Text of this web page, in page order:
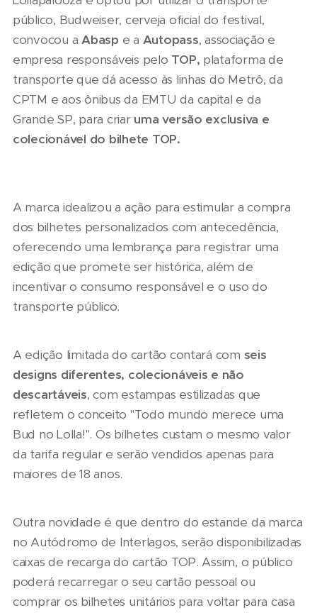
público, Budweiser, cerveja oficial do festival,
convocou aAbasp e a Autopass, associação e
empresa responsáveis pelo TOP, plataforma de
transporte que dá acesso às linhas do Metrô, da
CPTM e aos ônibus da EMTU da capital e da
Grande SP, para criar uma versão exclusiva e
colecionável do bilhete TOP.
A marca idealizou a ação para estimular a compra
dos bilhetes personalizados com antecedência,
oferecendo uma lembrança para registrar uma
edição que promete ser histórica, além de
incentivar o consumo responsável e o uso do
transporte público.
A edição limitada do cartão contará com seis
designs diferentes, colecionáveis e não
descartáveis, com estampas estilizadas que
refletem o conceito "Todo mundo merece uma
Bud no Lolla!". Os bilhetes custam o mesmo valor
da tarifa regular e serão vendidos apenas para
maiores de 18 anos.
Outra novidade é que dentro do estande da marca
no Autódromo de Interlagos, serão disponibilizadas
caixas de recarga do cartão TOP. Assim, o público
poderá recarregar o seu cartão pessoal ou
comprar os bilhetes unitários para voltar para casa